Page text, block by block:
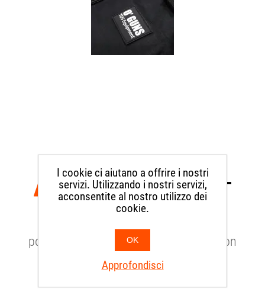
BORSA DA CAMPO SMALL
porta armi e munizioni sportivo nero con
tracolla
I cookie ci aiutano a offrire i nostri
servizi. Utilizzando i nostri servizi,
acconsentite al nostro utilizzo dei
cookie.
OK
Approfondisci